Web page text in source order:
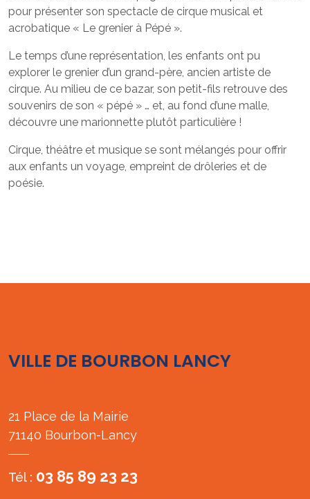
pour présenter son spectacle de cirque musical et
acrobatique « Le grenier à Pépé ».
Le temps d’une représentation, les enfants ont pu
explorer le grenier d’un grand-père, ancien artiste de
cirque. Au milieu de ce bazar, son petit-fils retrouve des
souvenirs de son « pépé » … et, au fond d’une malle,
découvre une marionnette plutôt particulière !
Cirque, théâtre et musique se sont mélangés pour offrir
aux enfants un voyage, empreint de drôleries et de
poésie.
VILLE DE BOURBON LANCY
21 Place de la Mairie
71140 Bourbon-Lancy
Tél : 03 85 89 23 23